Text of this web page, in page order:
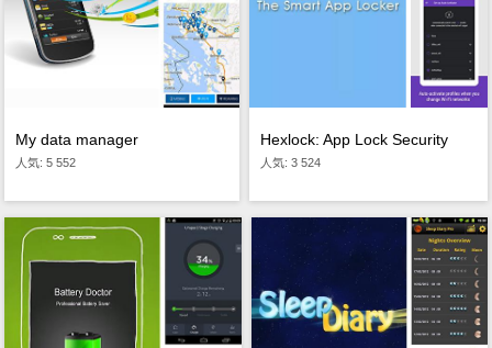
My data manager
人気: 5 552
Hexlock: App Lock Security
人気: 3 524